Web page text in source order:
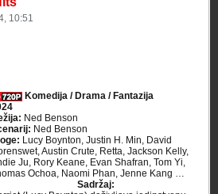
10:51
Komedija / Drama / Fantazija
Ned Benson
Ned Benson
Lucy Boynton, Justin H. Min, David
Austin Crute, Retta, Jackson Kelly,
Ju, Rory Keane, Evan Shafran, Tom Yi,
Ochoa, Naomi Phan, Jenne Kang …
Sadržaj: